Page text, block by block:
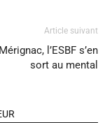
Article suivant
l’ESBF s’en
sort au mental